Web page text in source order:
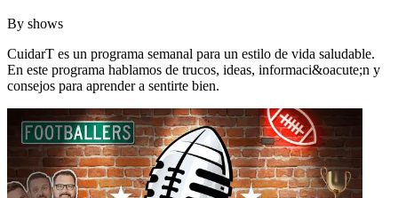
By shows
CuidarT es un programa semanal para un estilo de vida saludable.
En este programa hablamos de trucos, ideas, informaci&oacute;n y
consejos para aprender a sentirte bien.